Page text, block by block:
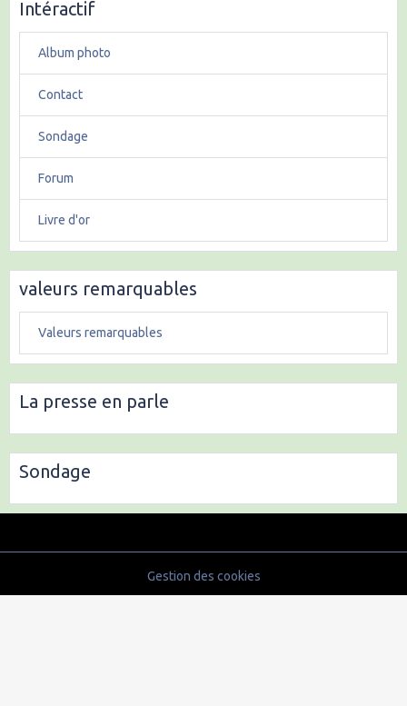
Intéractif
Album photo
Contact
Sondage
Forum
Livre d'or
valeurs remarquables
Valeurs remarquables
La presse en parle
Sondage
Gestion des cookies